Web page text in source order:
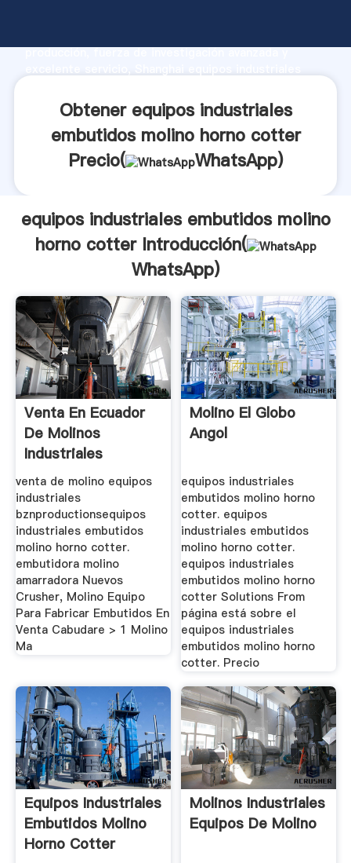
producción, fuerza de investigación avanzada y
valor y aporta valores a todos los clientes.
Obtener equipos industriales
embutidos molino horno cotter
Precio(
WhatsApp)
equipos industriales embutidos molino
horno cotter Introducción(
WhatsApp)
Venta En Ecuador
De Molinos
Industriales
venta de molino equipos
industriales
bznproductionsequipos
industriales embutidos
molino horno cotter.
embutidora molino
amarradora Nuevos
Crusher, Molino Equipo
Para Fabricar Embutidos En
Venta Cabudare > 1 Molino
Ma
Molino El Globo
Angol
equipos industriales
embutidos molino horno
cotter. equipos
industriales embutidos
molino horno cotter.
equipos industriales
embutidos molino horno
cotter Solutions From
página está sobre el
equipos industriales
embutidos molino horno
cotter. Precio
Equipos Industriales
Embutidos Molino
Horno Cotter
Molinos Industriales
Equipos De Molino